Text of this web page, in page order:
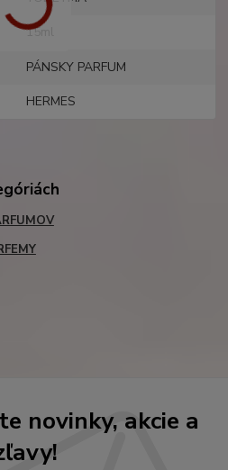
15ml
PÁNSKY PARFUM
HERMES
novinky, akcie a